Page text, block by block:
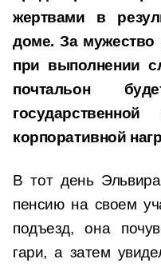
жертвами в
доме. За мужество
при выполнении
почтальон
корпоративной
В тот день
пенсию на своем
подъезд, она
гари, а затем